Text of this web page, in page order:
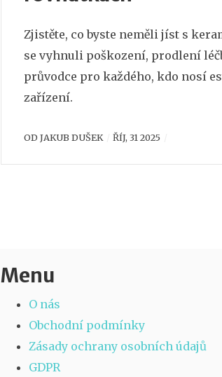
Zjistěte, co byste neměli jíst s
se vyhnuli poškození, prodlení
průvodce pro každého, kdo nosí
zařízení.
OD JAKUB DUŠEK ŘÍJ, 31 2025
Menu
O nás
Obchodní podmínky
Zásady ochrany osobních údajů
GDPR